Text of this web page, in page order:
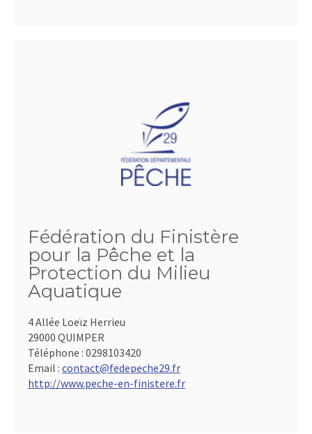
Fédération du Finistère
pour la Pêche et la
Protection du Milieu
Aquatique
4 Allée Loeïz Herrieu
29000 QUIMPER
Téléphone : 0298103420
Email : contact@fedepeche29.fr
http://www.peche-en-finistere.fr